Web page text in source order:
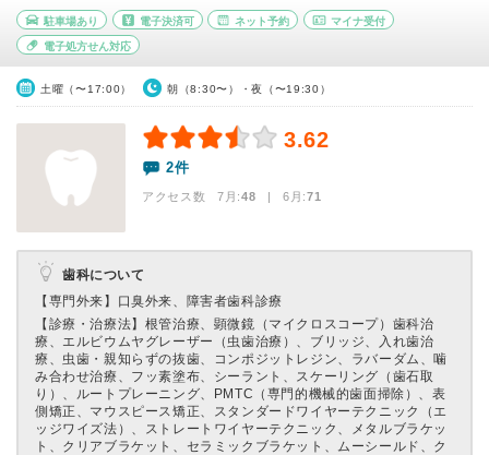
駐車場あり 電子決済可 ネット予約 マイナ受付
電子処方せん対応
土曜（〜17:00） 朝（8:30〜）・夜（〜19:30）
3.62
2件
アクセス数 7月:48 | 6月:71
歯科について
【専門外来】 口臭外来、障害者歯科診療
【診療・治療法】 根管治療、顕微鏡（マイクロスコープ）歯科治
療、エルビウムヤグレーザー（虫歯治療）、ブリッジ、入れ歯治
療、虫歯・親知らずの抜歯、コンポジットレジン、ラバーダム、噛
み合わせ治療、フッ素塗布、シーラント、スケーリング（歯石取
り）、ルートプレーニング、PMTC（専門的機械的歯面掃除）、表
側矯正、マウスピース矯正、スタンダードワイヤーテクニック（エ
ッジワイズ法）、ストレートワイヤーテクニック、メタルブラケッ
ト、クリアブラケット、セラミックブラケット、ムーシールド、ク